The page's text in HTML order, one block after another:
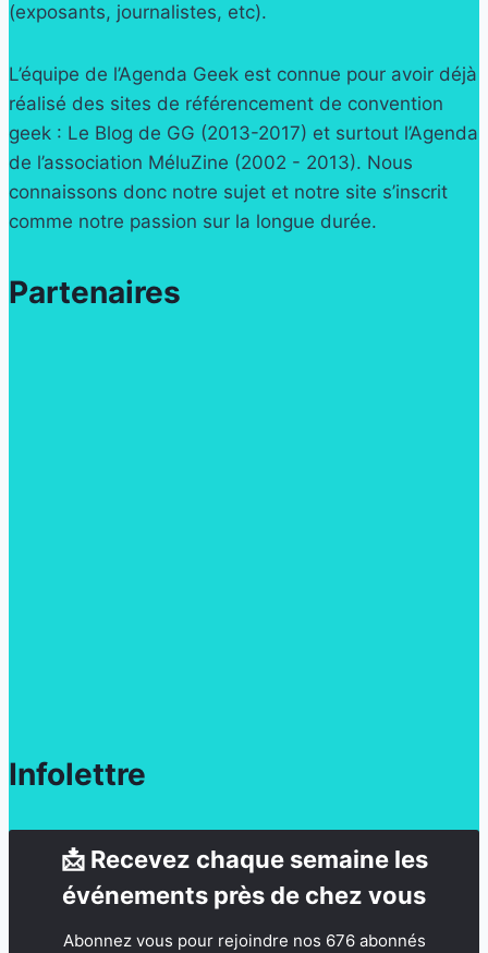
(exposants, journalistes, etc).
L’équipe de l’Agenda Geek est connue pour avoir déjà
réalisé des sites de référencement de convention
geek : Le Blog de GG (2013-2017) et surtout l’Agenda
de l’association MéluZine (2002 - 2013). Nous
connaissons donc notre sujet et notre site s’inscrit
comme notre passion sur la longue durée.
Partenaires
Infolettre
📩 Recevez chaque semaine les
événements près de chez vous
Abonnez vous pour rejoindre nos 676 abonnés